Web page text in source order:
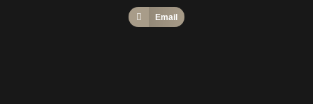
Email